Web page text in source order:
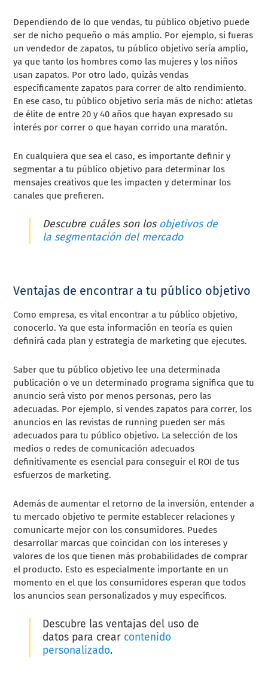
Dependiendo de lo que vendas, tu público objetivo puede
ser de nicho pequeño o más amplio. Por ejemplo, si fueras
un vendedor de zapatos, tu público objetivo sería amplio,
ya que tanto los hombres como las mujeres y los niños
usan zapatos. Por otro lado, quizás vendas
específicamente zapatos para correr de alto rendimiento.
En ese caso, tu público objetivo sería más de nicho: atletas
de élite de entre 20 y 40 años que hayan expresado su
interés por correr o que hayan corrido una maratón.
En cualquiera que sea el caso, es importante definir y
segmentar a tu público objetivo para determinar los
mensajes creativos que les impacten y determinar los
canales que prefieren.
Descubre cuáles son los objetivos de
la segmentación del mercado
Ventajas de encontrar a tu público objetivo
Como empresa, es vital encontrar a tu público objetivo,
conocerlo. Ya que esta información en teoría es quien
definirá cada plan y estrategia de marketing que ejecutes.
Saber que tu público objetivo lee una determinada
publicación o ve un determinado programa significa que tu
anuncio será visto por menos personas, pero las
adecuadas. Por ejemplo, si vendes zapatos para correr, los
anuncios en las revistas de running pueden ser más
adecuados para tu público objetivo. La selección de los
medios o redes de comunicación adecuados
definitivamente es esencial para conseguir el ROI de tus
esfuerzos de marketing.
Además de aumentar el retorno de la inversión, entender a
tu mercado objetivo te permite establecer relaciones y
comunicarte mejor con los consumidores. Puedes
desarrollar marcas que coincidan con los intereses y
valores de los que tienen más probabilidades de comprar
el producto. Esto es especialmente importante en un
momento en el que los consumidores esperan que todos
los anuncios sean personalizados y muy específicos.
Descubre las ventajas del uso de
datos para crear contenido
personalizado.